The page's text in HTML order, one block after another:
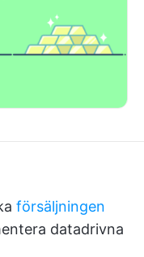
försäljningen
datadrivna